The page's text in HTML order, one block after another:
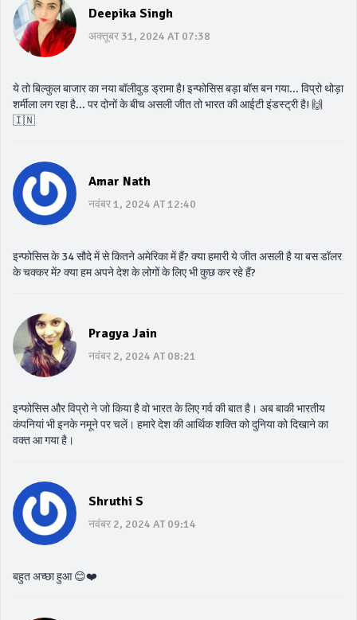
Deepika Singh
अक्तूबर 31, 2024 AT 07:38
ये तो बिल्कुल बाजार का नया बॉलीवुड ड्रामा है! इन्फोसिस बड़ा बॉस बन गया... विप्रो थोड़ा
शर्मीला लग रहा है... पर दोनों के बीच असली जीत तो भारत की आईटी इंडस्ट्री है! 🙌
🇮🇳
Amar Nath
नवंबर 1, 2024 AT 12:40
इन्फोसिस के 34 सौदे में से कितने अमेरिका में हैं? क्या हमारी ये जीत असली है या बस डॉलर
के चक्कर में? क्या हम अपने देश के लोगों के लिए भी कुछ कर रहे हैं?
Pragya Jain
नवंबर 2, 2024 AT 08:21
इन्फोसिस और विप्रो ने जो किया है वो भारत के लिए गर्व की बात है। अब बाकी भारतीय
कंपनियां भी इनके नमूने पर चलें। हमारे देश की आर्थिक शक्ति को दुनिया को दिखाने का
वक्त आ गया है।
Shruthi S
नवंबर 2, 2024 AT 09:14
बहुत अच्छा हुआ 😊❤️